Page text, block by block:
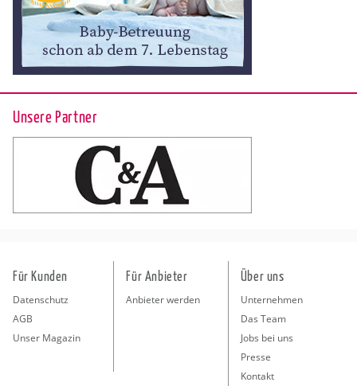
Unsere Partner
Für Kunden
Datenschutz
AGB
Unser Magazin
Für Anbieter
Anbieter werden
Über uns
Unternehmen
Das Team
Jobs bei uns
Presse
Kontakt